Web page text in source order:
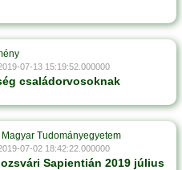
07-13 15:19:52.000000
családorvosoknak
Tudományegyetem
07-02 18:42:22.000000
Sapientián 2019 július